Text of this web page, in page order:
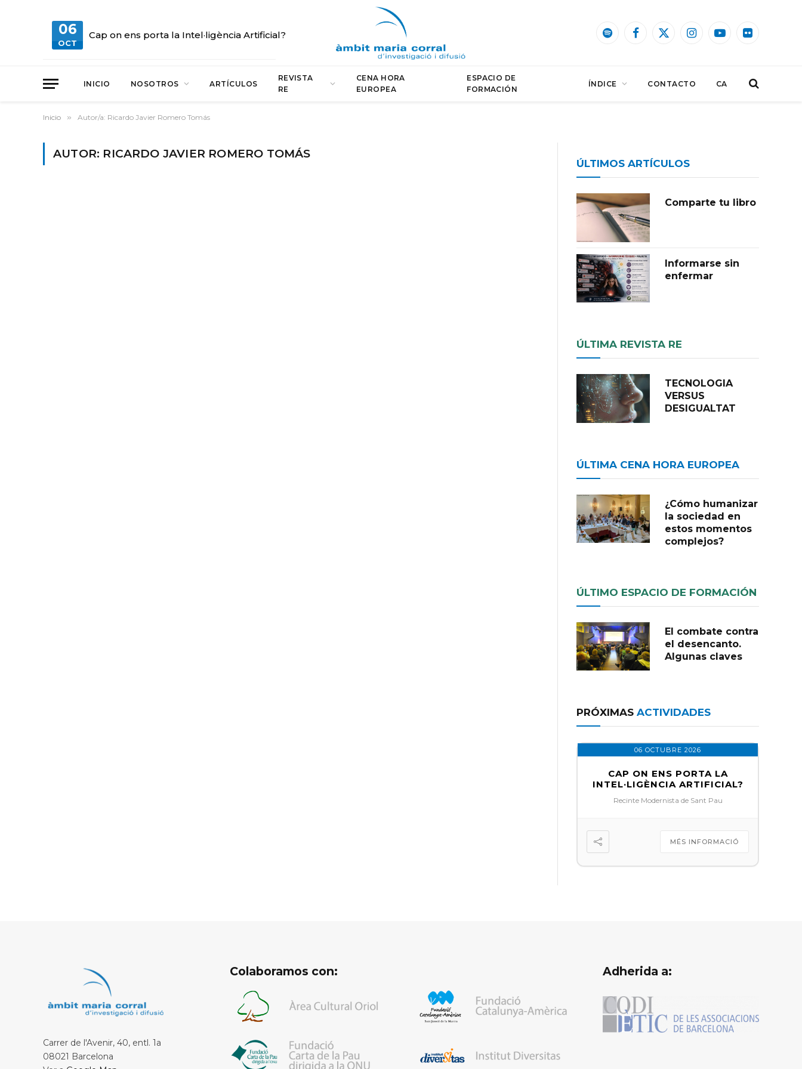
06
OCT
Cap on ens porta la Intel·ligència Artificial? SpotifyFacebook
X
InstagramYouTubeFlickr
INICIO NOSOTROS ARTÍCULOS
REVISTA
RE
CENA HORA
EUROPEA
ESPACIO DE
FORMACIÓN
ÍNDICE CONTACTO CA
Inicio » Autor/a: Ricardo Javier Romero Tomás
AUTOR: RICARDO JAVIER ROMERO TOMÁS
ÚLTIMOS ARTÍCULOS
Comparte tu libro
Informarse sin
enfermar
ÚLTIMA REVISTA RE
TECNOLOGIA
VERSUS
DESIGUALTAT
ÚLTIMA CENA HORA EUROPEA
¿Cómo humanizar
la sociedad en
estos momentos
complejos?
ÚLTIMO ESPACIO DE FORMACIÓN
El combate contra
el desencanto.
Algunas claves
PRÓXIMASACTIVIDADES
06 OCTUBRE 2026
CAP ON ENS PORTA LA
INTEL·LIGÈNCIA ARTIFICIAL?
Recinte Modernista de Sant Pau
MÉS INFORMACIÓ
Carrer de l'Avenir, 40, entl. 1a
08021 Barcelona
Colaboramos con: Adherida a: